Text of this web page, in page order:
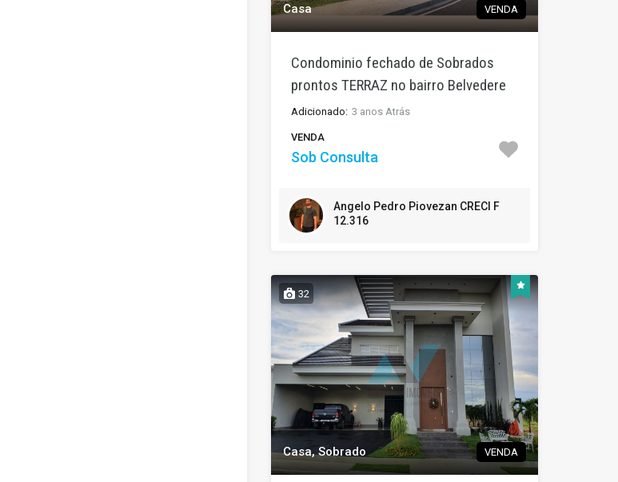
Casa VENDA
Condominio fechado de Sobrados
prontos TERRAZ no bairro Belvedere
Adicionado: 3 anos Atrás
VENDA
Sob Consulta
Angelo Pedro Piovezan CRECI F
12.316
32
Casa, Sobrado VENDA